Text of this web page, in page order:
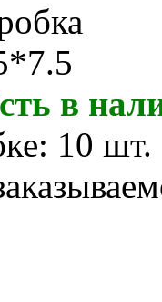
в
10 шт.